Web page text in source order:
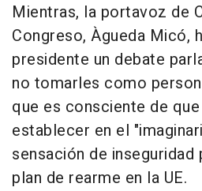
Mientras, la portavoz de
Congreso, Àgueda Micó,
presidente un debate
no tomarles como
que es consciente de
establecer en el
sensación de inseguridad
plan de rearme en la UE.